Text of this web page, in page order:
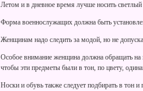
Летом и в дневное время лучше носить
Форма военнослужащих должна быть
Женщинам надо следить за модой, но не
Особое внимание женщина должна обращать
чтобы эти предметы были в тон, по цвету,
Носки и обувь также следует подбирать в тон